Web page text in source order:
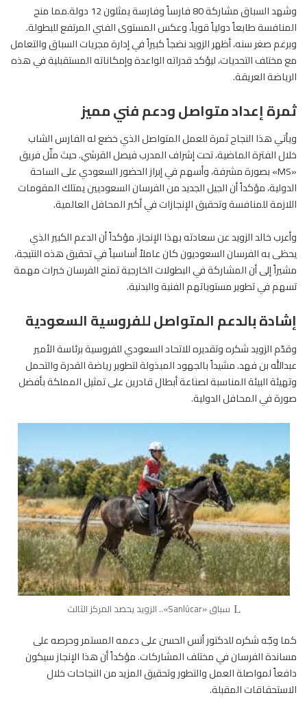
وشهد السباق مشاركة 80 فارساً وفارسة يمثلون 12 دولة.مما منح
المنافسة طابعاً دولياً قوياً، وعكس المستوى الفني المرتفع للبطولة.
وبرغم صغر سنه، أظهر الزويد نضجاً كبيراً في إدارة مجريات السباق والتعامل
مع مختلف التحديات، ليؤكد قدراته الواعدة وإمكاناته المستقبلية في هذه
الرياضة العريقة.
ثمرة إعداد متواصل ودعم فني مميز
ويأتي هذا النجاح ثمرة للعمل المتواصل الذي خضع له الفارس الشاب
خلال الفترة الماضية، تحت إشراف المدرب فيصل القرشي. حيث مثّل فريق
«MS» بصورة مشرفة، وأسهم في إبراز الحضور السعودي على الساحة
الدولية، مؤكداً أن الجيل الجديد من الفرسان السعوديين يمتلك المقومات
اللازمة للمنافسة وتحقيق الإنجازات في أكبر المحافل العالمية.
وأعرب خالد الزويد عن سعادته بهذا الإنجاز، مؤكداً أن الدعم الكبير الذي
يحظى به الفرسان السعوديون كان عاملاً أساسياً في تحقيق هذه النتيجة،
مشيراً إلى أن المشاركة في البطولات الخارجية تمنح الفرسان خبرات مهمة
تسهم في تطوير مستوياتهم الفنية والبدنية.
إشادة بالدعم المتواصل للفروسية السعودية
وقدّم الزويد شكره وتقديره للاتحاد السعودي للفروسية برئاسة الأمير
عبدالله بن فهد. مشيداً بالجهود المبذولة لتطوير رياضة القدرة والتحمل
وتهيئة البيئة المناسبة لصناعة أبطال قادرين على تمثيل المملكة بأفضل
صورة في المحافل الدولية.
سباق «Sanlúcar».. الزويد يحصد المركز الثالث
كما وجّه شكره للدكتور أنس الحسن على دعمه المستمر وحرصه على
مساندة الفرسان في مختلف المشاركات. مؤكداً أن هذا الإنجاز سيكون
دافعاً لمواصلة العمل والتطور وتحقيق المزيد من النجاحات خلال
الاستحقاقات المقبلة.